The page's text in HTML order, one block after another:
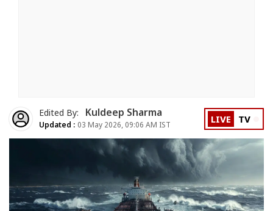
Edited By: Kuldeep Sharma
Updated : 03 May 2026, 09:06 AM IST LIVE TV